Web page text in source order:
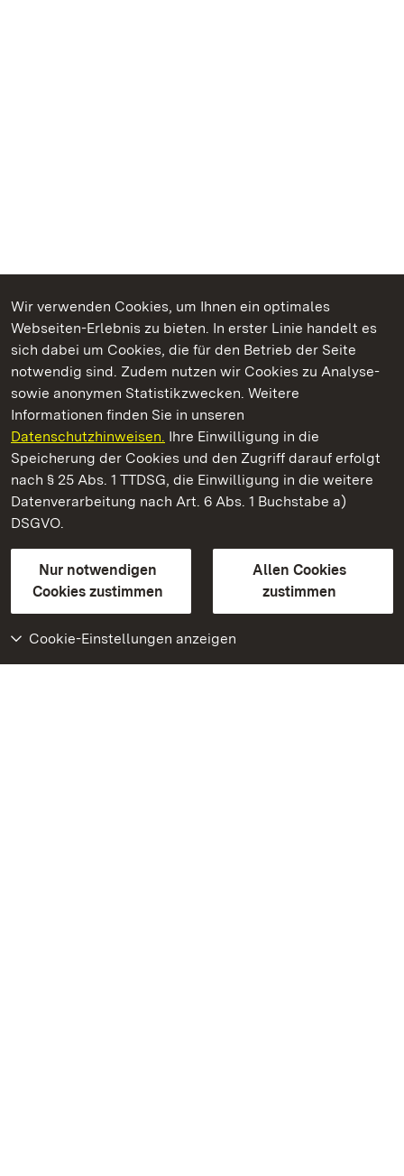
Wir verwenden Cookies, um Ihnen ein optimales
Webseiten-Erlebnis zu bieten. In erster Linie handelt es
sich dabei um Cookies, die für den Betrieb der Seite
notwendig sind. Zudem nutzen wir Cookies zu Analyse-
sowie anonymen Statistikzwecken. Weitere
Informationen finden Sie in unseren
Datenschutzhinweisen. Ihre Einwilligung in die
Speicherung der Cookies und den Zugriff darauf erfolgt
nach § 25 Abs. 1 TTDSG, die Einwilligung in die weitere
Datenverarbeitung nach Art. 6 Abs. 1 Buchstabe a)
DSGVO.
Nur notwendigen
Cookies zustimmen
Allen Cookies
zustimmen
Cookie-Einstellungen anzeigen
Kommen. Staunen. Genießen.
Residenzschloss Ludwigsburg
Staatliche Schlösser und Gärten Baden-Württemberg
Kontakt
GebärdenspracheLeichte Sprache
Erklärung zur Barrierefreiheit
BITV-konform (geprüfte Seiten)
Weiteres